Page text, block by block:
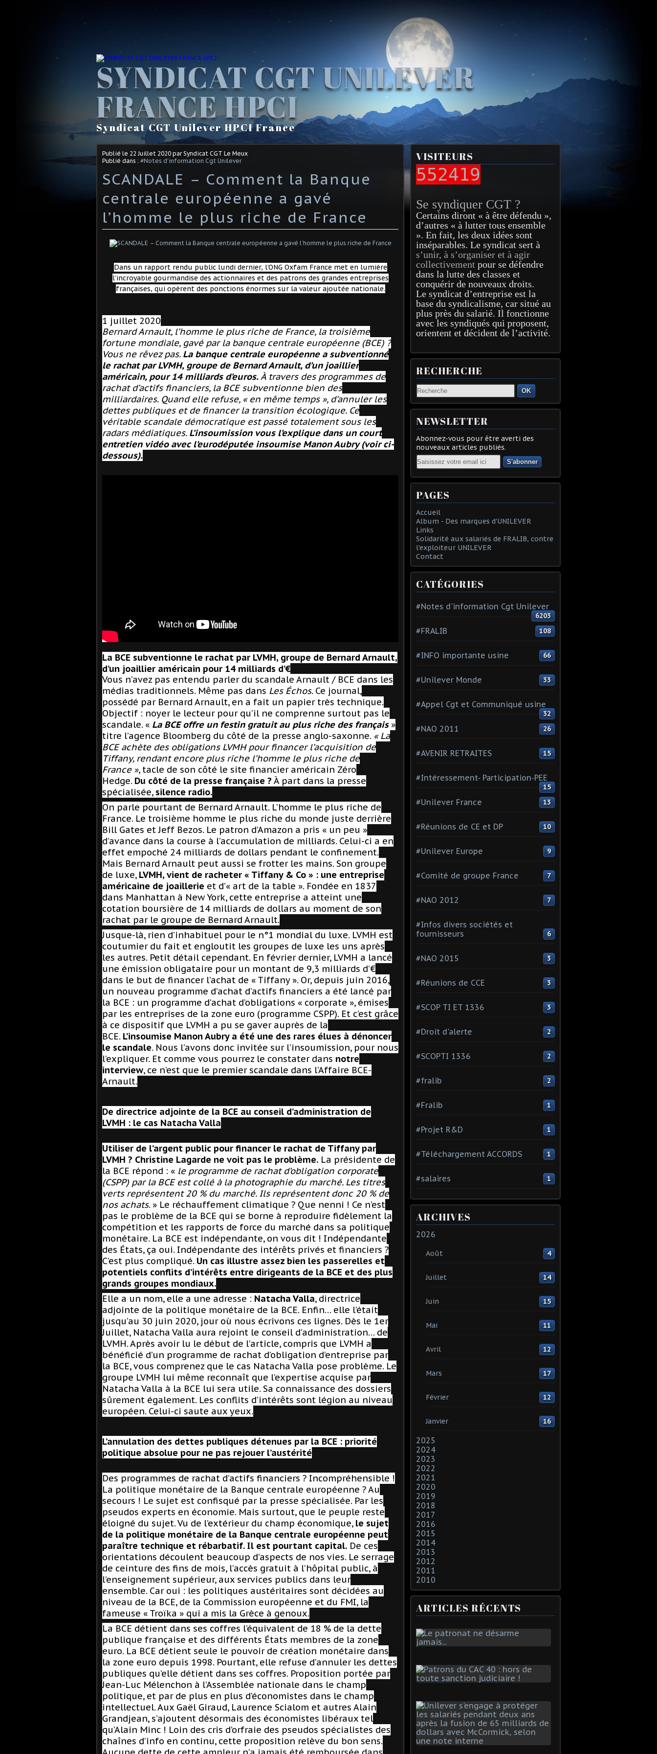
SYNDICAT CGT UNILEVER
FRANCE HPCI
Syndicat CGT Unilever HPCI France
Publié le 22 Juillet 2020 par Syndicat CGT Le Meux
Publié dans : #Notes d'information Cgt Unilever
SCANDALE – Comment la Banque
centrale européenne a gavé
l’homme le plus riche de France
Dans un rapport rendu public lundi dernier, l’ONG Oxfam France met en lumière
l’incroyable gourmandise des actionnaires et des patrons des grandes entreprises
françaises, qui opèrent des ponctions énormes sur la valeur ajoutée nationale.
1 juillet 2020
Bernard Arnault, l’homme le plus riche de France, la troisième
fortune mondiale, gavé par la banque centrale européenne (BCE) ?
Vous ne rêvez pas. La banque centrale européenne a subventionné
le rachat par LVMH, groupe de Bernard Arnault, d’un joaillier
américain, pour 14 milliards d’euros.À travers des programmes de
rachat d’actifs financiers, la BCE subventionne bien des
milliardaires. Quand elle refuse, « en même temps », d’annuler les
dettes publiques et de financer la transition écologique. Ce
véritable scandale démocratique est passé totalement sous les
radars médiatiques. L’insoumission vous l’explique dans un court
entretien vidéo avec l’eurodéputée insoumise Manon Aubry (voir ci-
dessous).
La BCE subventionne le rachat par LVMH, groupe de Bernard Arnault,
d’un joaillier américain pour 14 milliards d’€
Vous n’avez pas entendu parler du scandale Arnault / BCE dans les
médias traditionnels. Même pas dans Les Échos. Ce journal,
possédé par Bernard Arnault, en a fait un papier très technique.
Objectif : noyer le lecteur pour qu’il ne comprenne surtout pas le
scandale. « La BCE offre un festin gratuit au plus riche des français »
titre l’agence Bloomberg du côté de la presse anglo-saxonne. « La
BCE achète des obligations LVMH pour financer l’acquisition de
Tiffany, rendant encore plus riche l’homme le plus riche de
France », tacle de son côté le site financier américain Zéro
Hedge. Du côté de la presse française ? À part dans la presse
spécialisée, silence radio.
On parle pourtant de Bernard Arnault. L’homme le plus riche de
France. Le troisième homme le plus riche du monde juste derrière
Bill Gates et Jeff Bezos. Le patron d’Amazon a pris « un peu »
d’avance dans la course à l’accumulation de milliards. Celui-ci a en
effet empoché 24 milliards de dollars pendant le confinement.
Mais Bernard Arnault peut aussi se frotter les mains. Son groupe
de luxe, LVMH, vient de racheter « Tiffany & Co » : une entreprise
américaine de joaillerie et d’« art de la table ». Fondée en 1837
dans Manhattan à New York, cette entreprise a atteint une
cotation boursière de 14 milliards de dollars au moment de son
rachat par le groupe de Bernard Arnault.
Jusque-là, rien d’inhabituel pour le n°1 mondial du luxe. LVMH est
coutumier du fait et engloutit les groupes de luxe les uns après
les autres. Petit détail cependant. En février dernier, LVMH a lancé
une émission obligataire pour un montant de 9,3 milliards d’€
dans le but de financer l’achat de « Tiffany ». Or, depuis juin 2016,
un nouveau programme d’achat d’actifs financiers a été lancé par
la BCE : un programme d’achat d’obligations « corporate », émises
par les entreprises de la zone euro (programme CSPP). Et c’est grâce
à ce dispositif que LVMH a pu se gaver auprès de la
BCE. L’insoumise Manon Aubry a été une des rares élues à dénoncer
le scandale. Nous l’avons donc invitée sur l’insoumission, pour nous
l’expliquer. Et comme vous pourrez le constater dans notre
interview, ce n’est que le premier scandale dans l’Affaire BCE-
Arnault.
De directrice adjointe de la BCE au conseil d’administration de
LVMH : le cas Natacha Valla
Utiliser de l’argent public pour financer le rachat de Tiffany par
LVMH ? Christine Lagarde ne voit pas le problème. La présidente de
la BCE répond : « le programme de rachat d’obligation corporate
(CSPP) par la BCE est collé à la photographie du marché. Les titres
verts représentent 20 % du marché. Ils représentent donc 20 % de
nos achats. » Le réchauffement climatique ? Que nenni ! Ce n’est
pas le problème de la BCE qui se borne à reproduire fidèlement la
compétition et les rapports de force du marché dans sa politique
monétaire. La BCE est indépendante, on vous dit ! Indépendante
des États, ça oui. Indépendante des intérêts privés et financiers ?
C’est plus compliqué. Un cas illustre assez bien les passerelles et
potentiels conflits d’intérêts entre dirigeants de la BCE et des plus
grands groupes mondiaux.
Elle a un nom, elle a une adresse : Natacha Valla, directrice
adjointe de la politique monétaire de la BCE. Enfin… elle l’était
jusqu’au 30 juin 2020, jour où nous écrivons ces lignes. Dès le 1er
Juillet, Natacha Valla aura rejoint le conseil d’administration… de
LVMH. Après avoir lu le début de l’article, compris que LVMH a
bénéficié d’un programme de rachat d’obligation d’entreprise par
la BCE, vous comprenez que le cas Natacha Valla pose problème. Le
groupe LVMH lui même reconnaît que l’expertise acquise par
Natacha Valla à la BCE lui sera utile. Sa connaissance des dossiers
sûrement également. Les conflits d’intérêts sont légion au niveau
européen. Celui-ci saute aux yeux.
L’annulation des dettes publiques détenues par la BCE : priorité
politique absolue pour ne pas rejouer l’austérité
Des programmes de rachat d’actifs financiers ? Incompréhensible !
La politique monétaire de la Banque centrale européenne ? Au
secours ! Le sujet est confisqué par la presse spécialisée. Par les
pseudos experts en économie. Mais surtout, que le peuple reste
éloigné du sujet. Vu de l’extérieur du champ économique, le sujet
de la politique monétaire de la Banque centrale européenne peut
paraître technique et rébarbatif. Il est pourtant capital. De ces
orientations découlent beaucoup d’aspects de nos vies. Le serrage
de ceinture des fins de mois, l’accès gratuit à l’hôpital public, à
l’enseignement supérieur, aux services publics dans leur
ensemble. Car oui : les politiques austéritaires sont décidées au
niveau de la BCE, de la Commission européenne et du FMI, la
fameuse « Troïka » qui a mis la Grèce à genoux.
La BCE détient dans ses coffres l’équivalent de 18 % de la dette
publique française et des différents États membres de la zone
euro. La BCE détient seule le pouvoir de création monétaire dans
la zone euro depuis 1998. Pourtant, elle refuse d’annuler les dettes
publiques qu’elle détient dans ses coffres. Proposition portée par
Jean-Luc Mélenchon à l’Assemblée nationale dans le champ
politique, et par de plus en plus d’économistes dans le champ
intellectuel. Aux Gaël Giraud, Laurence Scialom et autres Alain
Grandjean, s’ajoutent désormais des économistes libéraux tel
qu’Alain Minc ! Loin des cris d’orfraie des pseudos spécialistes des
chaînes d’info en continu, cette proposition relève du bon sens.
VISITEURS
552419
Se syndiquer CGT ?
Certains diront « à être défendu »,
d’autres « à lutter tous ensemble
». En fait, les deux idées sont
inséparables. Le syndicat sert à
s’unir, à s’organiser et à agir
collectivement pour se défendre
dans la lutte des classes et
conquérir de nouveaux droits.
Le syndicat d’entreprise est la
base du syndicalisme, car situé au
plus près du salarié. Il fonctionne
avec les syndiqués qui proposent,
orientent et décident de l’activité.
RECHERCHE
OK
NEWSLETTER
Abonnez-vous pour être averti des
nouveaux articles publiés.
Email
PAGES
Accueil
Album - Des marques d'UNILEVER
Links
Solidarité aux salariés de FRALIB, contre
l'exploiteur UNILEVER
Contact
CATÉGORIES
#Notes d'information Cgt Unilever
6203
#FRALIB 108
#INFO importante usine 66
#Unilever Monde 33
#Appel Cgt et Communiqué usine
32
#NAO 2011 26
#AVENIR RETRAITES 15
#Intéressement- Participation-PEE
15
#Unilever France 13
#Réunions de CE et DP 10
#Unilever Europe 9
#Comité de groupe France 7
#NAO 2012 7
#Infos divers sociétés et
fournisseurs
6
#NAO 2015 3
#Réunions de CCE 3
#SCOP TI ET 1336 3
#Droit d'alerte 2
#SCOPTI 1336 2
#fralib 2
#Fralib 1
#Projet R&D 1
#Téléchargement ACCORDS 1
#salaires 1
ARCHIVES
2026
Août 4
Juillet 14
Juin 15
Mai 11
Avril 12
Mars 17
Février 12
Janvier 16
2025
2024
2023
2022
2021
2020
2019
2018
2017
2016
2015
2014
2013
2012
2011
2010
ARTICLES RÉCENTS